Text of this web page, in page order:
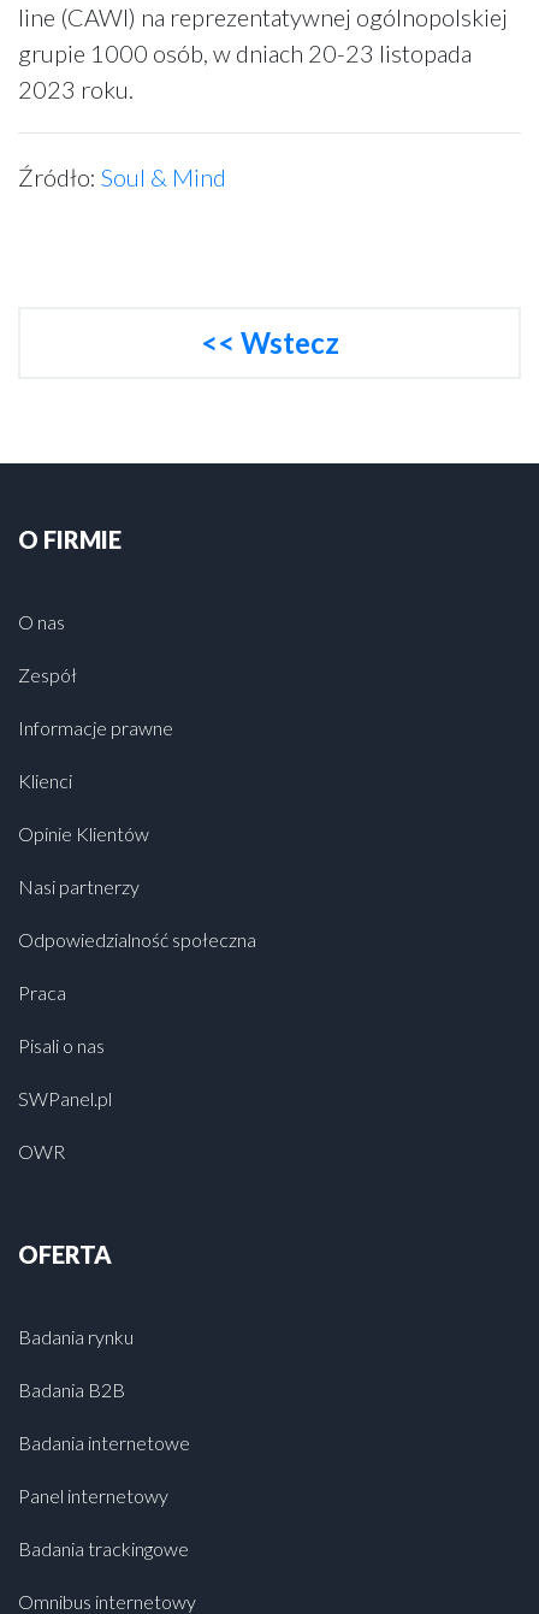
line (CAWI) na reprezentatywnej ogólnopolskiej
grupie 1000 osób, w dniach 20-23 listopada
2023 roku.
Źródło: Soul & Mind
<< Wstecz
O FIRMIE
O nas
Zespół
Informacje prawne
Klienci
Opinie Klientów
Nasi partnerzy
Odpowiedzialność społeczna
Praca
Pisali o nas
SWPanel.pl
OWR
OFERTA
Badania rynku
Badania B2B
Badania internetowe
Panel internetowy
Badania trackingowe
Omnibus internetowy